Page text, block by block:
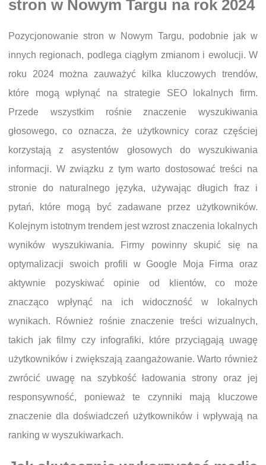
stron w Nowym Targu na rok 2024
Pozycjonowanie stron w Nowym Targu, podobnie jak w
innych regionach, podlega ciągłym zmianom i ewolucji. W
roku 2024 można zauważyć kilka kluczowych trendów,
które mogą wpłynąć na strategie SEO lokalnych firm.
Przede wszystkim rośnie znaczenie wyszukiwania
głosowego, co oznacza, że użytkownicy coraz częściej
korzystają z asystentów głosowych do wyszukiwania
informacji. W związku z tym warto dostosować treści na
stronie do naturalnego języka, używając długich fraz i
pytań, które mogą być zadawane przez użytkowników.
Kolejnym istotnym trendem jest wzrost znaczenia lokalnych
wyników wyszukiwania. Firmy powinny skupić się na
optymalizacji swoich profili w Google Moja Firma oraz
aktywnie pozyskiwać opinie od klientów, co może
znacząco wpłynąć na ich widoczność w lokalnych
wynikach. Również rośnie znaczenie treści wizualnych,
takich jak filmy czy infografiki, które przyciągają uwagę
użytkowników i zwiększają zaangażowanie. Warto również
zwrócić uwagę na szybkość ładowania strony oraz jej
responsywność, ponieważ te czynniki mają kluczowe
znaczenie dla doświadczeń użytkowników i wpływają na
ranking w wyszukiwarkach.